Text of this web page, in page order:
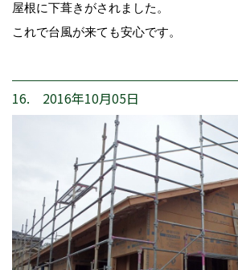
屋根に下葺きがされました。
これで台風が来ても安心です。
16. 2016年10月05日